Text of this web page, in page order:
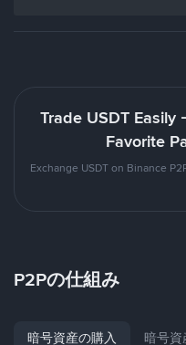
Trade USDT Easily
Favorite
Exchange USDT on Binance
P2Pの仕組み
暗号資産の購入 暗号資